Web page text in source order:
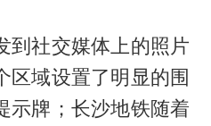
到社交媒体上的照片
区域设置了明显的围
示牌；长沙地铁随着